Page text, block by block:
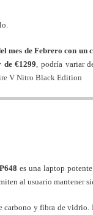
mes de Febrero con un
€1299 , podría variar
V Nitro Black Edition
es una laptop
al usuario mantener
carbono y fibra de vidrio.